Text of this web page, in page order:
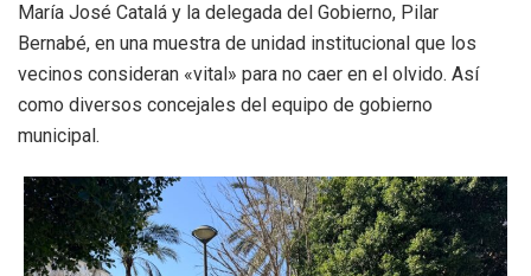
María José Catalá y la delegada del Gobierno, Pilar
Bernabé, en una muestra de unidad institucional que los
vecinos consideran «vital» para no caer en el olvido. Así
como diversos concejales del equipo de gobierno
municipal.